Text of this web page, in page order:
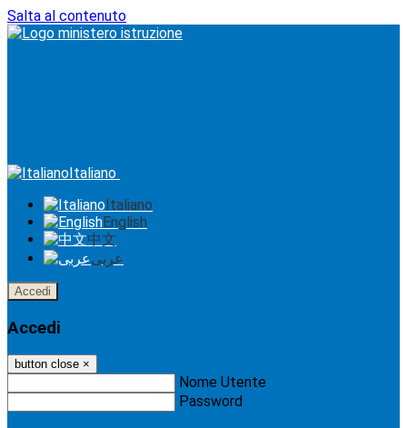
Salta al contenuto
Italiano
Italiano
English
中文
عربى
Accedi
Accedi
button close ×
Nome Utente
Password